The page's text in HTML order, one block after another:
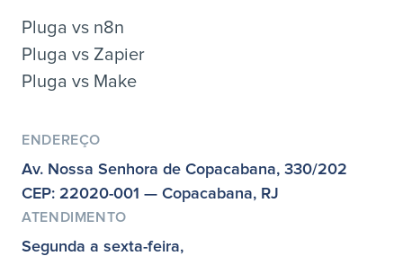
Pluga vs n8n
Pluga vs Zapier
Pluga vs Make
ENDEREÇO
Av. Nossa Senhora de Copacabana, 330/202
CEP: 22020-001 — Copacabana, RJ
ATENDIMENTO
Segunda a sexta-feira,